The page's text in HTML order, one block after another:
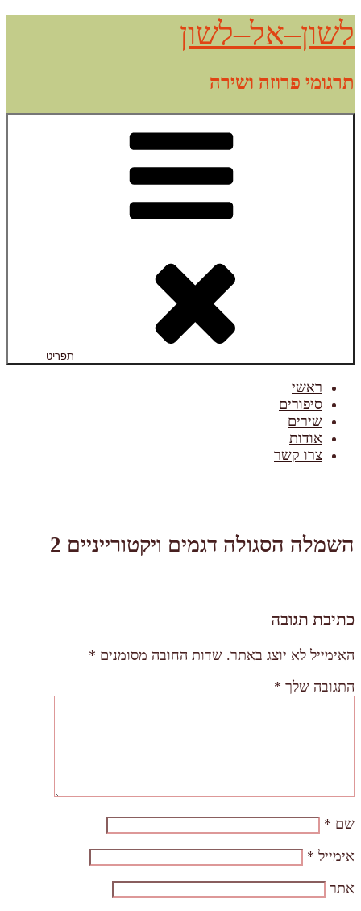
דילוג
לתוכן
לשון–אל–לשון
תרגומי פרוזה ושירה
תפריט
ראשי
סיפורים
שירים
אודות
צרו קשר
השמלה הסגולה דגמים ויקטורייניים 2
כתיבת תגובה
האימייל לא יוצג באתר. שדות החובה מסומנים *
התגובה שלך *
שם *
אימייל *
אתר